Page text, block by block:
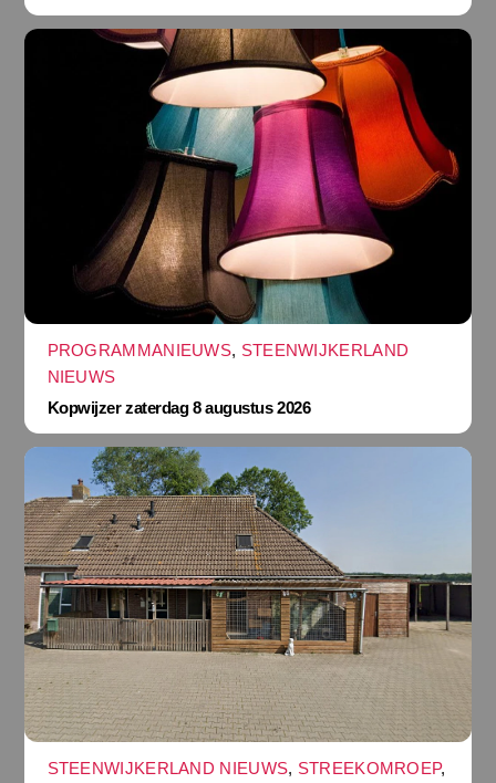
PROGRAMMANIEUWS, STEENWIJKERLAND
NIEUWS
Kopwijzer zaterdag 8 augustus 2026
STEENWIJKERLAND NIEUWS, STREEKOMROEP,